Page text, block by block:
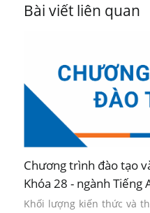
Bài viết liên quan
Chương trình đào tạo
Khóa 28 - ngành Tiếng
Khối lượng kiến thức và